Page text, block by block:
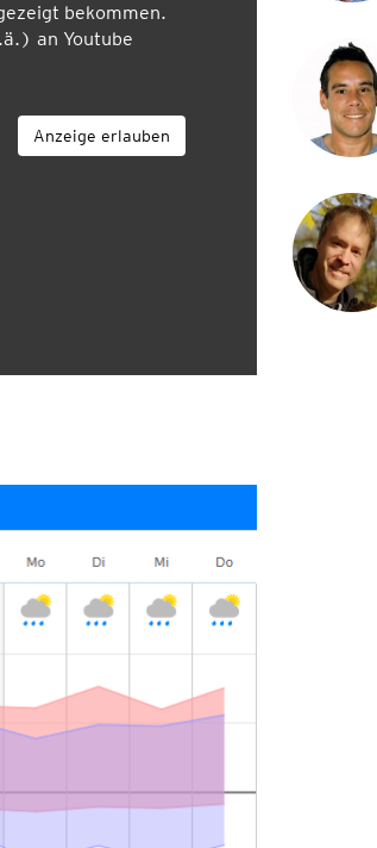
bekommen.
an Youtube
Anzeige erlauben